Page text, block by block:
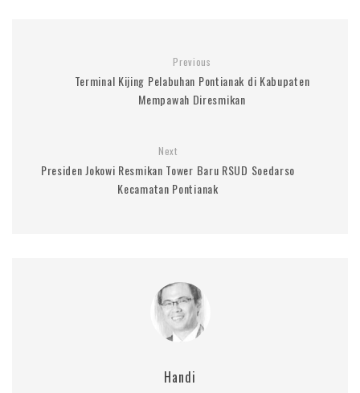
Previous
Terminal Kijing Pelabuhan Pontianak di Kabupaten
Mempawah Diresmikan
Next
Presiden Jokowi Resmikan Tower Baru RSUD Soedarso
Kecamatan Pontianak
Handi